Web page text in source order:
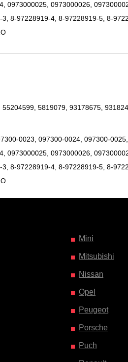
0973000025, 0973000026,
8-97228919-4, 8-97228919-5, 8-
5819079, 93178675,
0023, 097300-0024, 097300-
0973000025, 0973000026,
8-97228919-4, 8-97228919-5, 8-
Mini
Mitsubishi
Nissan
Opel
Peugeot
Porsche
Puch